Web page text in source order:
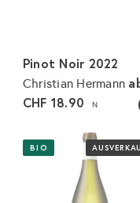
Pinot Noir 2022
Christian Hermann
CHF 18.90
N
BIO